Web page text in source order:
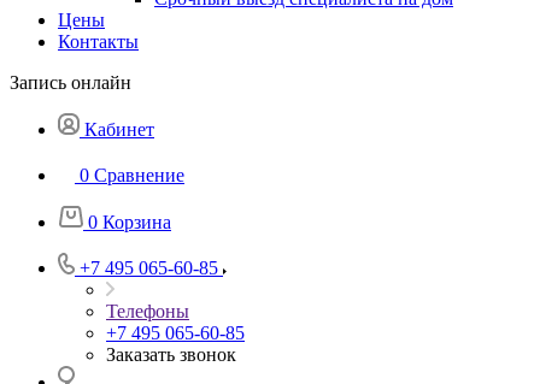
Цены
Контакты
Запись онлайн
Кабинет
0 Сравнение
0 Корзина
+7 495 065-60-85
Телефоны
+7 495 065-60-85
Заказать звонок